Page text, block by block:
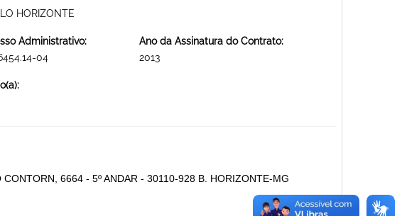
HORIZONTE
Administrativo:
04
Ano da Assinatura do Contrato:
2013
6664 - 5º ANDAR - 30110-928 B. HORIZONTE-MG